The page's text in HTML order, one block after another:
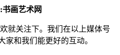
艺术网
就关注下。我们在以上媒体号
家和我们能更好的互动。